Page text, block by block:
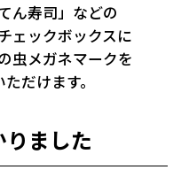
ん寿司」などの
ェックボックスに
虫メガネマークを
だけます。
ました